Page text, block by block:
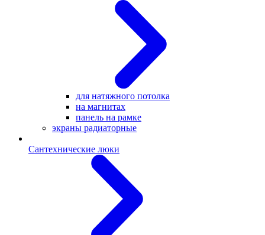
для натяжного потолка
на магнитах
панель на рамке
экраны радиаторные
Сантехнические люки